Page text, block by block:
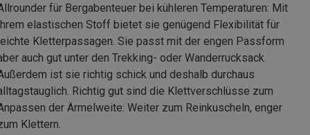
für Bergabenteuer bei kühleren Temperaturen: Mit
elastischen Stoff bietet sie genügend Flexibilität für
Kletterpassagen. Sie passt mit der engen Passform
auch gut unter den Trekking- oder Wanderrucksack.
ist sie richtig schick und deshalb durchaus
Richtig gut sind die Klettverschlüsse zum
der Ärmelweite: Weiter zum Reinkuscheln, enger
Klettern.